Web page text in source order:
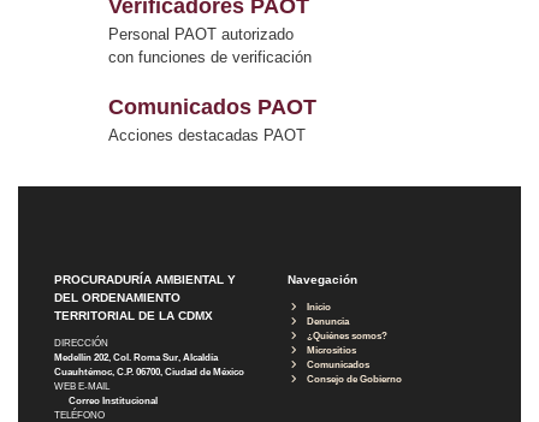
Verificadores PAOT
Personal PAOT autorizado
con funciones de verificación
Comunicados PAOT
Acciones destacadas PAOT
PROCURADURÍA AMBIENTAL Y
DEL ORDENAMIENTO
TERRITORIAL DE LA CDMX
DIRECCIÓN
Medellín 202, Col. Roma Sur, Alcaldía
Cuauhtémoc, C.P. 06700, Ciudad de México
WEB E-MAIL
Correo Institucional
TELÉFONO
Navegación
Inicio
Denuncia
¿Quiénes somos?
Micrositios
Comunicados
Consejo de Gobierno